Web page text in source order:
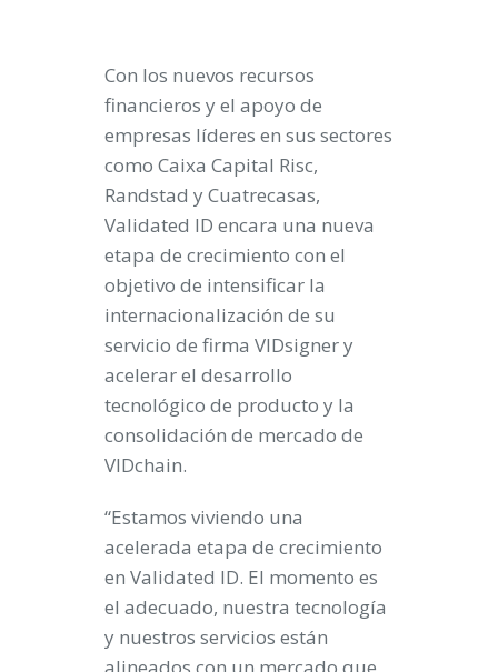
Con los nuevos recursos
financieros y el apoyo de
empresas líderes en sus sectores
como Caixa Capital Risc,
Randstad y Cuatrecasas,
Validated ID encara una nueva
etapa de crecimiento con el
objetivo de intensificar la
internacionalización de su
servicio de firma VIDsigner y
acelerar el desarrollo
tecnológico de producto y la
consolidación de mercado de
VIDchain.
“Estamos viviendo una
acelerada etapa de crecimiento
en Validated ID. El momento es
el adecuado, nuestra tecnología
y nuestros servicios están
alineados con un mercado que